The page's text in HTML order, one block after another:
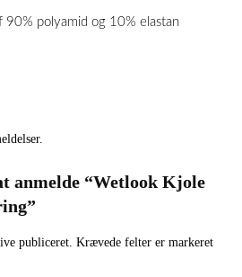
90% polyamid og 10% elastan
anmelde “Wetlook Kjole
publiceret. Krævede felter er markeret